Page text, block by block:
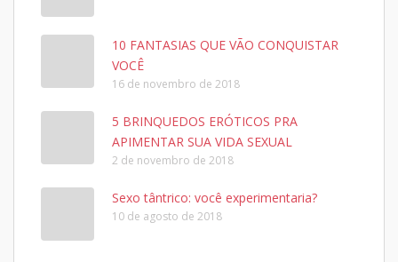
10 FANTASIAS QUE VÃO CONQUISTAR
VOCÊ
16 de novembro de 2018
5 BRINQUEDOS ERÓTICOS PRA
APIMENTAR SUA VIDA SEXUAL
2 de novembro de 2018
Sexo tântrico: você experimentaria?
10 de agosto de 2018